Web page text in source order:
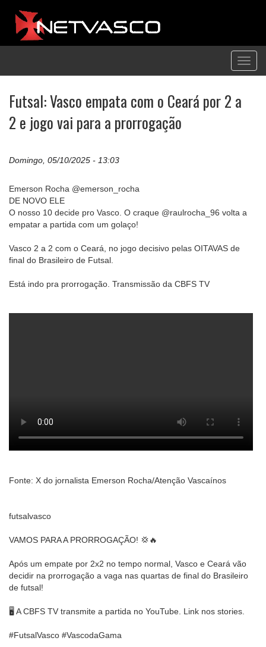
Futsal: Vasco empata com o Ceará por 2 a
2 e jogo vai para a prorrogação
Domingo, 05/10/2025 - 13:03
Emerson Rocha @emerson_rocha
DE NOVO ELE
O nosso 10 decide pro Vasco. O craque @raulrocha_96 volta a
empatar a partida com um golaço!
Vasco 2 a 2 com o Ceará, no jogo decisivo pelas OITAVAS de
final do Brasileiro de Futsal.
Está indo pra prorrogação. Transmissão da CBFS TV
Fonte: X do jornalista Emerson Rocha/Atenção Vascaínos
futsalvasco
VAMOS PARA A PRORROGAÇÃO! 💢🔥
Após um empate por 2x2 no tempo normal, Vasco e Ceará vão
decidir na prorrogação a vaga nas quartas de final do Brasileiro
de futsal!
🖥️ A CBFS TV transmite a partida no YouTube. Link nos stories.
#FutsalVasco #VascodaGama